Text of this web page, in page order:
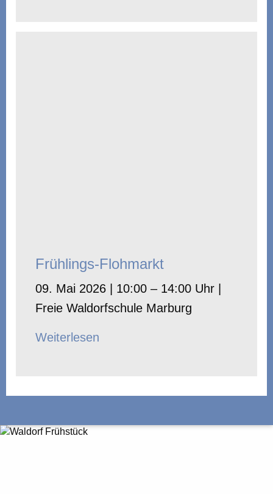
Frühlings-Flohmarkt
09. Mai 2026 | 10:00 – 14:00 Uhr |
Freie Waldorfschule Marburg
Weiterlesen